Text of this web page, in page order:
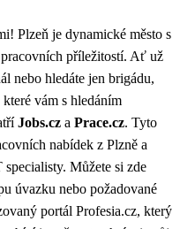
Plzeň je dynamické město s
příležitostí. Ať už
nebo hledáte jen brigádu,
vám s hledáním
Jobs.cz a Prace.cz. Tyto
nabídek z Plzně a
Můžete si zde
úvazku nebo požadované
portál Profesia.cz, který